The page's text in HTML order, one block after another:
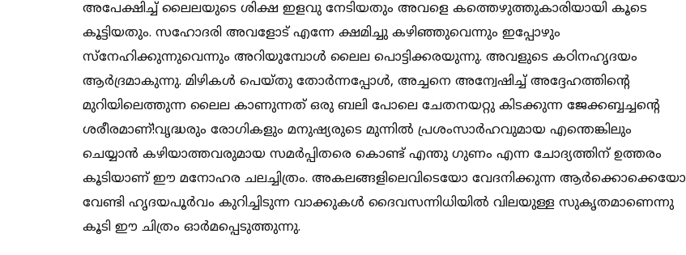
അപേക്ഷിച്ച് ലൈലയുടെ ശിക്ഷ ഇളവു നേടിയതും അവളെ കത്തെഴുത്തുകാരിയായി കൂടെ
കൂട്ടിയതും. സഹോദരി അവളോട് എന്നേ ക്ഷമിച്ചു കഴിഞ്ഞുവെന്നും ഇപ്പോഴും
സ്‌നേഹിക്കുന്നുവെന്നും അറിയുമ്പോള്‍ ലൈല പൊട്ടിക്കരയുന്നു. അവളുടെ കഠിനഹൃദയം
ആര്‍ദ്രമാകുന്നു. മിഴികള്‍ പെയ്തു തോര്‍ന്നപ്പോള്‍, അച്ചനെ അന്വേഷിച്ച് അദ്ദേഹത്തിന്റെ
മുറിയിലെത്തുന്ന ലൈല കാണുന്നത് ഒരു ബലി പോലെ ചേതനയറ്റു കിടക്കുന്ന ജേക്കബ്ബച്ചന്റെ
ശരീരമാണ്!വൃദ്ധരും രോഗികളും മനുഷ്യരുടെ മുന്നില്‍ പ്രശംസാര്‍ഹവുമായ എന്തെങ്കിലും
ചെയ്യാന്‍ കഴിയാത്തവരുമായ സമര്‍പ്പിതരെ കൊണ്ട് എന്തു ഗുണം എന്ന ചോദ്യത്തിന് ഉത്തരം
കൂടിയാണ് ഈ മനോഹര ചലച്ചിത്രം. അകലങ്ങളിലെവിടെയോ വേദനിക്കുന്ന ആര്‍ക്കൊക്കെയോ
വേണ്ടി ഹൃദയപൂര്‍വം കുറിച്ചിടുന്ന വാക്കുകള്‍ ദൈവസന്നിധിയില്‍ വിലയുള്ള സുകൃതമാണെന്നു
കൂടി ഈ ചിത്രം ഓര്‍മപ്പെടുത്തുന്നു.